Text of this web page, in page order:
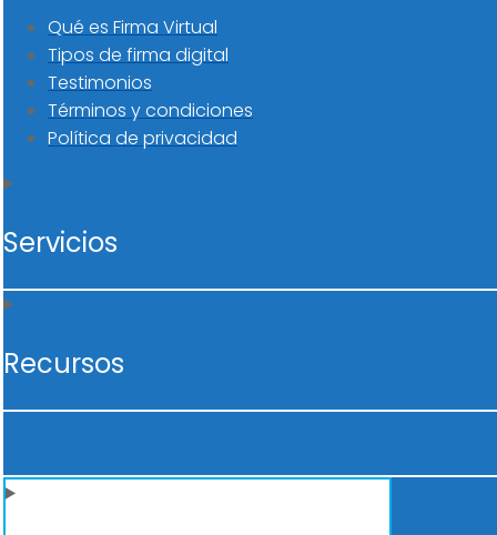
Qué es Firma Virtual
Tipos de firma digital
Testimonios
Términos y condiciones
Política de privacidad
Servicios
Recursos